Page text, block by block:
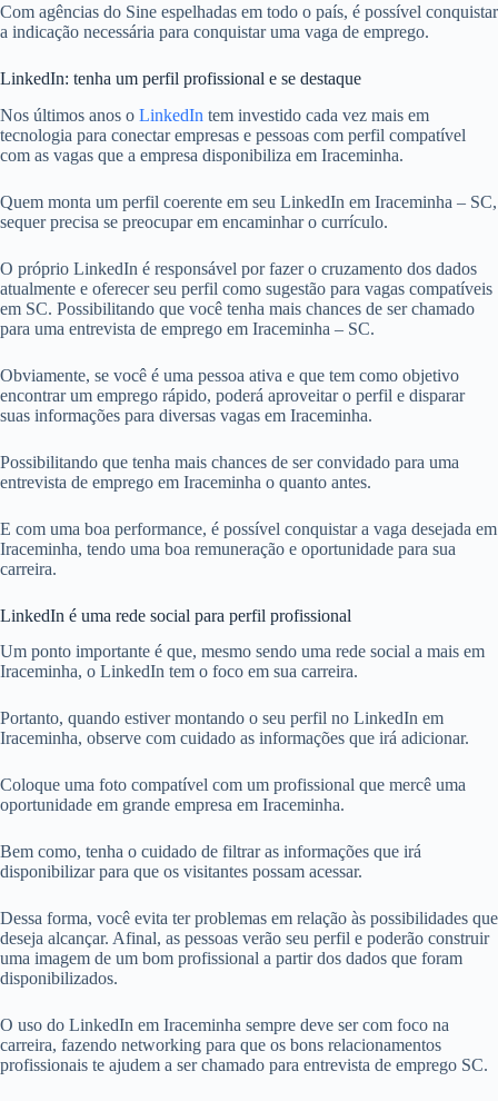
Com agências do Sine espelhadas em todo o país, é possível conquistar
a indicação necessária para conquistar uma vaga de emprego.
LinkedIn: tenha um perfil profissional e se destaque
Nos últimos anos o LinkedIn tem investido cada vez mais em
tecnologia para conectar empresas e pessoas com perfil compatível
com as vagas que a empresa disponibiliza em Iraceminha.
Quem monta um perfil coerente em seu LinkedIn em Iraceminha – SC,
sequer precisa se preocupar em encaminhar o currículo.
O próprio LinkedIn é responsável por fazer o cruzamento dos dados
atualmente e oferecer seu perfil como sugestão para vagas compatíveis
em SC. Possibilitando que você tenha mais chances de ser chamado
para uma entrevista de emprego em Iraceminha – SC.
Obviamente, se você é uma pessoa ativa e que tem como objetivo
encontrar um emprego rápido, poderá aproveitar o perfil e disparar
suas informações para diversas vagas em Iraceminha.
Possibilitando que tenha mais chances de ser convidado para uma
entrevista de emprego em Iraceminha o quanto antes.
E com uma boa performance, é possível conquistar a vaga desejada em
Iraceminha, tendo uma boa remuneração e oportunidade para sua
carreira.
LinkedIn é uma rede social para perfil profissional
Um ponto importante é que, mesmo sendo uma rede social a mais em
Iraceminha, o LinkedIn tem o foco em sua carreira.
Portanto, quando estiver montando o seu perfil no LinkedIn em
Iraceminha, observe com cuidado as informações que irá adicionar.
Coloque uma foto compatível com um profissional que mercê uma
oportunidade em grande empresa em Iraceminha.
Bem como, tenha o cuidado de filtrar as informações que irá
disponibilizar para que os visitantes possam acessar.
Dessa forma, você evita ter problemas em relação às possibilidades que
deseja alcançar. Afinal, as pessoas verão seu perfil e poderão construir
uma imagem de um bom profissional a partir dos dados que foram
disponibilizados.
O uso do LinkedIn em Iraceminha sempre deve ser com foco na
carreira, fazendo networking para que os bons relacionamentos
profissionais te ajudem a ser chamado para entrevista de emprego SC.